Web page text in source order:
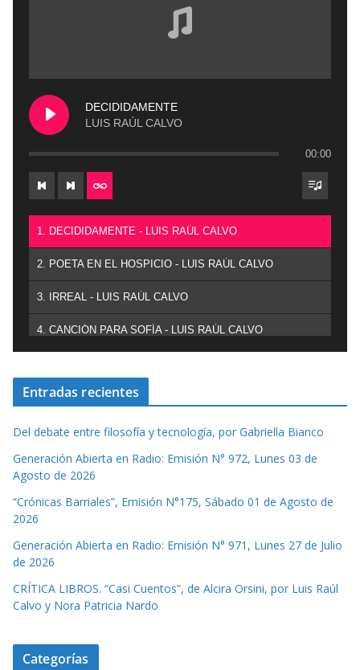
DECIDIDAMENTE
LUIS RAÚL CALVO
00:00
1. DECIDIDAMENTE - LUIS RAÚL CALVO
2. POETA EN EL HOSPICIO - LUIS RAÚL CALVO
3. IRREAL - LUIS RAÚL CALVO
4. CANCIÓN PARA SOFÍA - LUIS RAÚL CALVO
Entradas recientes
Del debate entre filosofía y tecnología, por Gabriella Bianco
Generación Abierta en Radio: Emisión N° 972, Lunes 03 de
Agosto de 2026
“Crónicas Barriales”, Emisión N°175, Sábado 01 de Agosto de
2026
Generación Abierta en Radio: Emisión N° 971, Lunes 27 de Julio
de 2026
CRÍTICA LIBROS. “Casi Cuentos”, de Alcira Orsini, por Luis Raúl
Calvo y Nora Patricia Nardo
Categorías